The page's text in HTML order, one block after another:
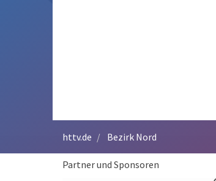
httv.de Bezirk Nord
Partner und Sponsoren